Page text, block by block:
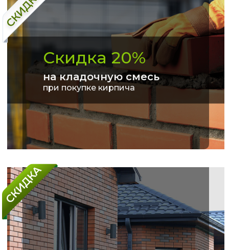
Скидка 20%
на кладочную смесь
при покупке кирпича